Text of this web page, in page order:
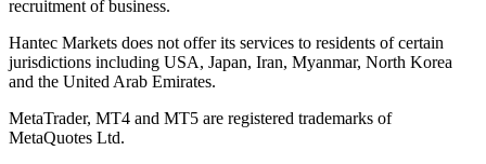
recruitment of business.
Hantec Markets does not offer its services to residents of certain
jurisdictions including USA, Japan, Iran, Myanmar, North Korea
and the United Arab Emirates.
MetaTrader, MT4 and MT5 are registered trademarks of
MetaQuotes Ltd.